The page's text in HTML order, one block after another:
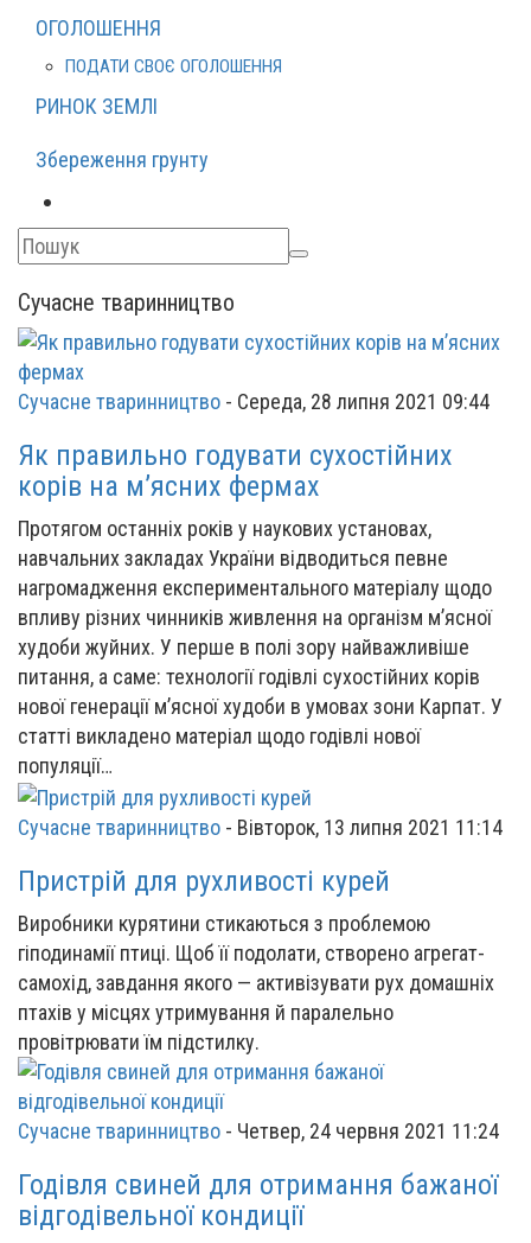
ОГОЛОШЕННЯ
ПОДАТИ СВОЄ ОГОЛОШЕННЯ
РИНОК ЗЕМЛІ
Збереження грунту
Сучасне тваринництво
Сучасне тваринництво - Середа, 28 липня 2021 09:44
Як правильно годувати сухостійних
корів на м’ясних фермах
Протягом останніх років у наукових установах,
навчальних закладах України відводиться певне
нагромадження експериментального матеріалу щодо
впливу різних чинників живлення на організм м’ясної
худоби жуйних. У перше в полі зору найважливіше
питання, а саме: технології годівлі сухостійних корів
нової генерації м’ясної худоби в умовах зони Карпат. У
статті викладено матеріал щодо годівлі нової
популяції…
Сучасне тваринництво - Вівторок, 13 липня 2021 11:14
Пристрій для рухливості курей
Виробники курятини стикаються з проблемою
гіподинамії птиці. Щоб її подолати, створено агрегат-
самохід, завдання якого — активізувати рух домашніх
птахів у місцях утримування й паралельно
провітрювати їм підстилку.
Сучасне тваринництво - Четвер, 24 червня 2021 11:24
Годівля свиней для отримання бажаної
відгодівельної кондиції